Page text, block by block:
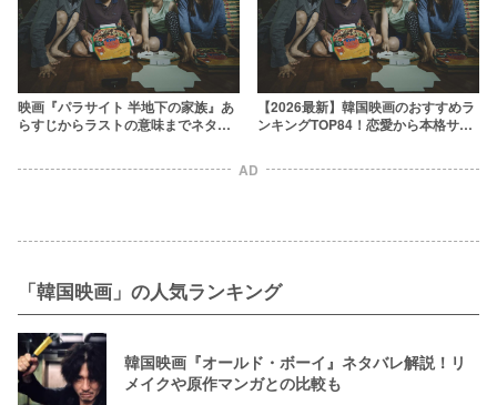
映画『パラサイト 半地下の家族』あ
らすじからラストの意味までネタバ
【2026最新】韓国映画のおすすめラ
ンキングTOP84！恋愛から本格サス
AD
「韓国映画」の人気ランキング
韓国映画『オールド・ボーイ』ネタバレ解説！リ
メイクや原作マンガとの比較も